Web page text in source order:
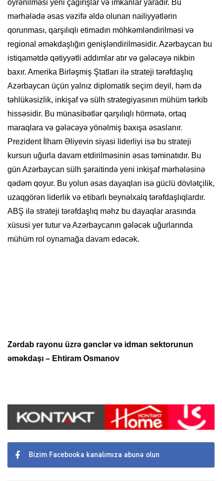
öyrənilməsi yeni çağırışlar və imkanlar yaradır. Bu
mərhələdə əsas vəzifə əldə olunan nailiyyətlərin
qorunması, qarşılıqlı etimadın möhkəmləndirilməsi və
regional əməkdaşlığın genişləndirilməsidir. Azərbaycan bu
istiqamətdə qətiyyətli addımlar atır və gələcəyə nikbin
baxır. Amerika Birləşmiş Ştatları ilə strateji tərəfdaşlıq
Azərbaycan üçün yalnız diplomatik seçim deyil, həm də
təhlükəsizlik, inkişaf və sülh strategiyasının mühüm tərkib
hissəsidir. Bu münasibətlər qarşılıqlı hörmətə, ortaq
maraqlara və gələcəyə yönəlmiş baxışa əsaslanır.
Prezident İlham Əliyevin siyasi liderliyi isə bu strateji
kursun uğurla davam etdirilməsinin əsas təminatıdır. Bu
gün Azərbaycan sülh şəraitində yeni inkişaf mərhələsinə
qədəm qoyur. Bu yolun əsas dayaqları isə güclü dövlətçilik,
uzaqgörən liderlik və etibarlı beynəlxalq tərəfdaşlıqlardır.
ABŞ ilə strateji tərəfdaşlıq məhz bu dayaqlar arasında
xüsusi yer tutur və Azərbaycanın gələcək uğurlarında
mühüm rol oynamağa davam edəcək.
Zərdab rayonu üzrə gənclər və idman sektorunun
əməkdaşı – Ehtiram Osmanov
Bizim Facebooka kanalımıza abunə olun